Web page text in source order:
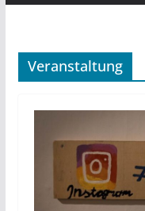
Veranstaltung